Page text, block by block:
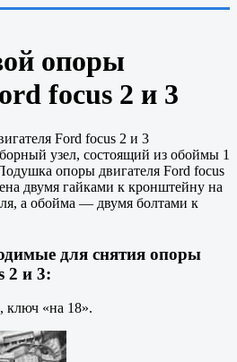
опоры
focus 2 и 3
Ford focus 2 и 3
узел, состоящий из обоймы 1
опоры двигателя Ford focus
двумя гайками к кронштейну на
а обойма — двумя болтами к
для снятия опоры
2 и 3:
ключ «на 18».